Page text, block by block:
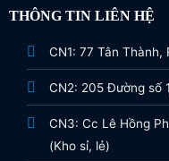
THÔNG TIN LIÊN HỆ
CN1: 77 Tân Thành,
CN2: 205 Đường số
CN3: Cc Lê Hồng
(Kho sỉ, lẻ)